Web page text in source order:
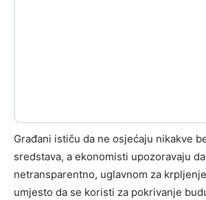
Građani ističu da ne osjećaju nikakve
sredstava, a ekonomisti upozoravaju
netransparentno, uglavnom za
umjesto da se koristi za pokrivanje